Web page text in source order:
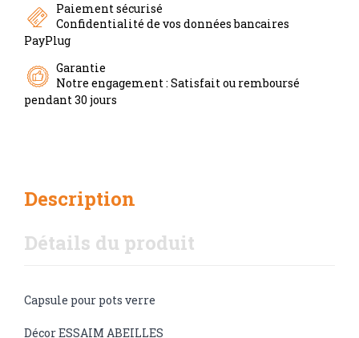
Paiement sécurisé
Confidentialité de vos données bancaires
PayPlug
Garantie
Notre engagement : Satisfait ou remboursé
pendant 30 jours
Description
Détails du produit
Capsule pour pots verre
Décor ESSAIM ABEILLES